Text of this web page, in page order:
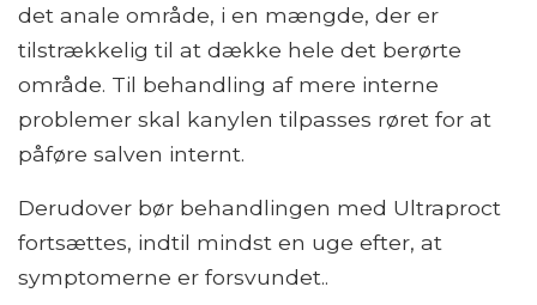
det anale område, i en mængde, der er
tilstrækkelig til at dække hele det berørte
område. Til behandling af mere interne
problemer skal kanylen tilpasses røret for at
påføre salven internt.
Derudover bør behandlingen med Ultraproct
fortsættes, indtil mindst en uge efter, at
symptomerne er forsvundet..